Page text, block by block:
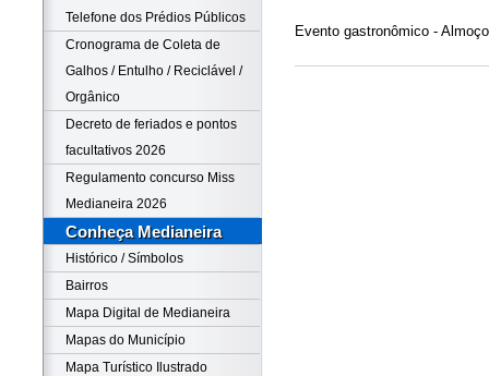
Telefone dos Prédios Públicos
Cronograma de Coleta de
Galhos / Entulho / Reciclável /
Orgânico
Decreto de feriados e pontos
facultativos 2026
Regulamento concurso Miss
Medianeira 2026
Conheça Medianeira
Histórico / Símbolos
Bairros
Mapa Digital de Medianeira
Mapas do Município
Mapa Turístico Ilustrado
Evento gastronômico -